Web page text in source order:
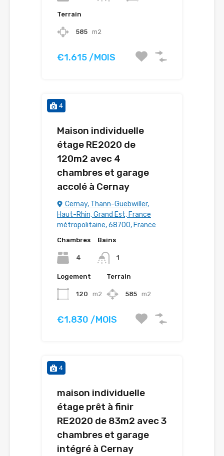
Terrain
585 m2
€1.615 /MOIS
4
Maison individuelle
étage RE2020 de
120m2 avec 4
chambres et garage
accolé à Cernay
Cernay, Thann-Guebwiller,
Haut-Rhin, Grand Est, France
métropolitaine, 68700, France
Chambres
4
Bains
1
Logement
120 m2
Terrain
585 m2
€1.830 /MOIS
4
maison individuelle
étage prêt à finir
RE2020 de 83m2 avec 3
chambres et garage
intégré à Cernay